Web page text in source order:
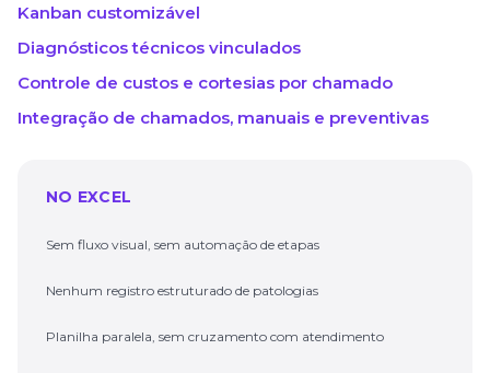
Kanban customizável
Diagnósticos técnicos vinculados
Controle de custos e cortesias por chamado
Integração de chamados, manuais e preventivas
NO EXCEL
Sem fluxo visual, sem automação de etapas
Nenhum registro estruturado de patologias
Planilha paralela, sem cruzamento com atendimento